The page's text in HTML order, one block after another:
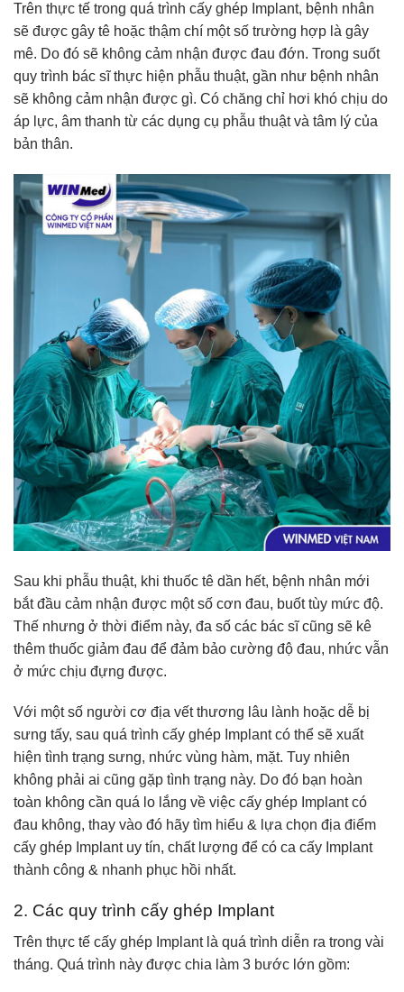
Trên thực tế trong quá trình cấy ghép Implant, bệnh nhân
sẽ được gây tê hoặc thậm chí một số trường hợp là gây
mê. Do đó sẽ không cảm nhận được đau đớn. Trong suốt
quy trình bác sĩ thực hiện phẫu thuật, gần như bệnh nhân
sẽ không cảm nhận được gì. Có chăng chỉ hơi khó chịu do
áp lực, âm thanh từ các dụng cụ phẫu thuật và tâm lý của
bản thân.
Sau khi phẫu thuật, khi thuốc tê dần hết, bệnh nhân mới
bắt đầu cảm nhận được một số cơn đau, buốt tùy mức độ.
Thế nhưng ở thời điểm này, đa số các bác sĩ cũng sẽ kê
thêm thuốc giảm đau để đảm bảo cường độ đau, nhức vẫn
ở mức chịu đựng được.
Với một số người cơ địa vết thương lâu lành hoặc dễ bị
sưng tấy, sau quá trình cấy ghép Implant có thể sẽ xuất
hiện tình trạng sưng, nhức vùng hàm, mặt. Tuy nhiên
không phải ai cũng gặp tình trạng này. Do đó bạn hoàn
toàn không cần quá lo lắng về việc cấy ghép Implant có
đau không, thay vào đó hãy tìm hiểu & lựa chọn địa điểm
cấy ghép Implant uy tín, chất lượng để có ca cấy Implant
thành công & nhanh phục hồi nhất.
2. Các quy trình cấy ghép Implant
Trên thực tế cấy ghép Implant là quá trình diễn ra trong vài
tháng. Quá trình này được chia làm 3 bước lớn gồm: